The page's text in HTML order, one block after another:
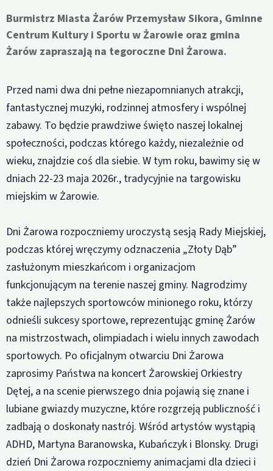
Burmistrz Miasta Żarów Przemysław Sikora, Gminne
Centrum Kultury i Sportu w Żarowie oraz gmina
Żarów zapraszają na tegoroczne Dni Żarowa.
Przed nami dwa dni pełne niezapomnianych atrakcji,
fantastycznej muzyki, rodzinnej atmosfery i wspólnej
zabawy. To będzie prawdziwe święto naszej lokalnej
społeczności, podczas którego każdy, niezależnie od
wieku, znajdzie coś dla siebie. W tym roku, bawimy się w
dniach 22-23 maja 2026r., tradycyjnie na targowisku
miejskim w Żarowie.
Dni Żarowa rozpoczniemy uroczystą sesją Rady Miejskiej,
podczas której wręczymy odznaczenia „Złoty Dąb”
zasłużonym mieszkańcom i organizacjom
funkcjonującym na terenie naszej gminy. Nagrodzimy
także najlepszych sportowców minionego roku, którzy
odnieśli sukcesy sportowe, reprezentując gminę Żarów
na mistrzostwach, olimpiadach i wielu innych zawodach
sportowych. Po oficjalnym otwarciu Dni Żarowa
zaprosimy Państwa na koncert Żarowskiej Orkiestry
Dętej, a na scenie pierwszego dnia pojawią się znane i
lubiane gwiazdy muzyczne, które rozgrzeją publiczność i
zadbają o doskonały nastrój. Wśród artystów wystąpią
ADHD, Martyna Baranowska, Kubańczyk i Blonsky. Drugi
dzień Dni Żarowa rozpoczniemy animacjami dla dzieci i